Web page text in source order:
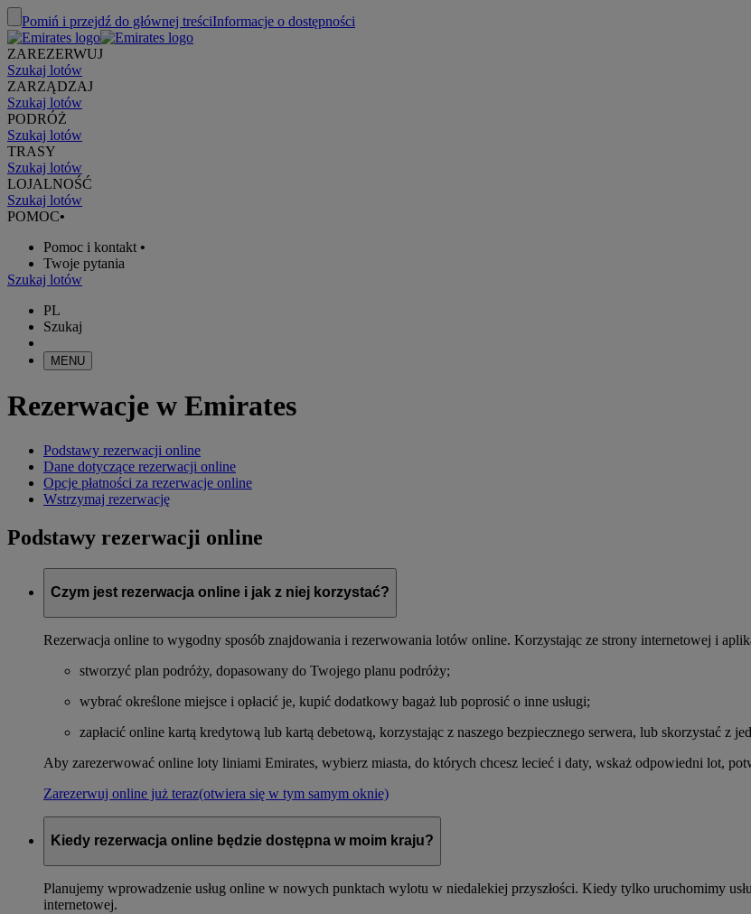
Pomiń i przejdź do głównej treściInformacje o dostępności
ZAREZERWUJ
Szukaj lotów
ZARZĄDZAJ
Szukaj lotów
PODRÓŻ
Szukaj lotów
TRASY
Szukaj lotów
LOJALNOŚĆ
Szukaj lotów
POMOC•
Pomoc i kontakt •
Twoje pytania
Szukaj lotów
PL
Szukaj
MENU
Rezerwacje w Emirates
Podstawy rezerwacji online
Dane dotyczące rezerwacji online
Opcje płatności za rezerwacje online
Wstrzymaj rezerwację
Podstawy rezerwacji online
Czym jest rezerwacja online i jak z niej korzystać?
Rezerwacja online to wygodny sposób znajdowania i rezerwowania lotów online. Korzystając ze strony internetowej i
stworzyć plan podróży, dopasowany do Twojego planu podróży;
wybrać określone miejsce i opłacić je, kupić dodatkowy bagaż lub poprosić o inne usługi;
zapłacić online kartą kredytową lub kartą debetową, korzystając z naszego bezpiecznego serwera, lub skorzystać z
Aby zarezerwować online loty liniami Emirates, wybierz miasta, do których chcesz lecieć i daty, wskaż odpowiedni lot,
Zarezerwuj online już teraz(otwiera się w tym samym oknie)
Kiedy rezerwacja online będzie dostępna w moim kraju?
Planujemy wprowadzenie usług online w nowych punktach wylotu w niedalekiej przyszłości. Kiedy tylko uruchomimy
internetowej.